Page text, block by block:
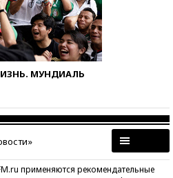
МУНДИАЛЬ
применяются рекомендательные